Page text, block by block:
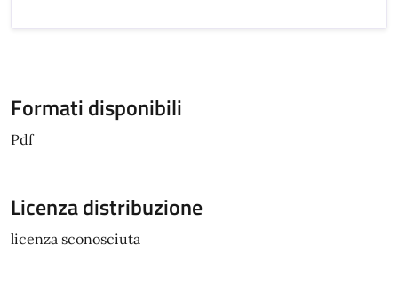
Formati disponibili
Pdf
Licenza distribuzione
licenza sconosciuta